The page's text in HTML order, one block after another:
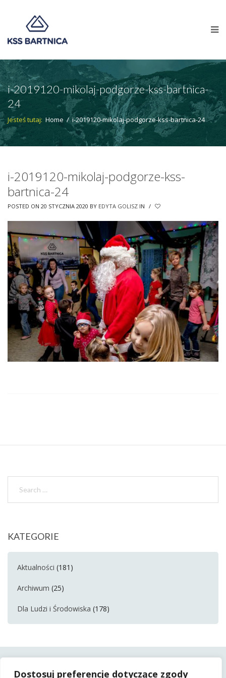
Dostosuj preferencje dotyczące zgody
i-2019120-mikolaj-podgorze-kss-bartnica-
24
Jesteś tutaj: Home / i-2019120-mikolaj-podgorze-kss-bartnica-24
i-2019120-mikolaj-podgorze-kss-
bartnica-24
POSTED ON 20 STYCZNIA 2020 BY EDYTA GOLISZ IN /
KATEGORIE
Aktualności (181)
Archiwum (25)
Dla Ludzi i Środowiska (178)